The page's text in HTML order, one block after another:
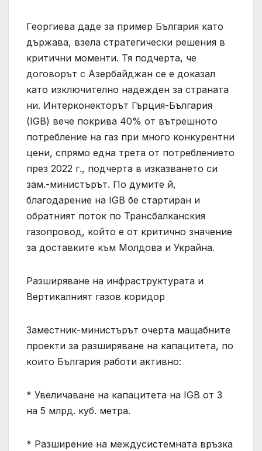
Георгиева даде за пример България като
държава, взела стратегически решения в
критични моменти. Тя подчерта, че
договорът с Азербайджан се е доказал
като изключително надежден за страната
ни. Интерконекторът Гърция-България
(IGB) вече покрива 40% от вътрешното
потребление на газ при много конкурентни
цени, спрямо една трета от потреблението
през 2022 г., подчерта в изказването си
зам.-министърът. По думите й,
благодарение на IGB бе стартиран и
обратният поток по Трансбалканския
газопровод, който е от критично значение
за доставките към Молдова и Украйна.
Разширяване на инфраструктурата и
Вертикалният газов коридор
Заместник-министърът очерта мащабните
проекти за разширяване на капацитета, по
които България работи активно:
* Увеличаване на капацитета на IGB от 3
на 5 млрд. куб. метра.
* Разширение на междусистемната връзка